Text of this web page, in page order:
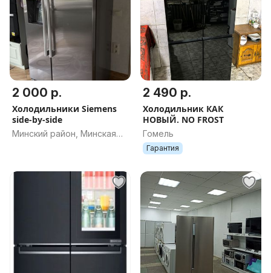
2 000 р.
Холодильники Siemens
side-by-side
Минский район, Минская
2 490 р.
Холодильник КАК
НОВЫЙ. NO FROST
Гомель
Гарантия